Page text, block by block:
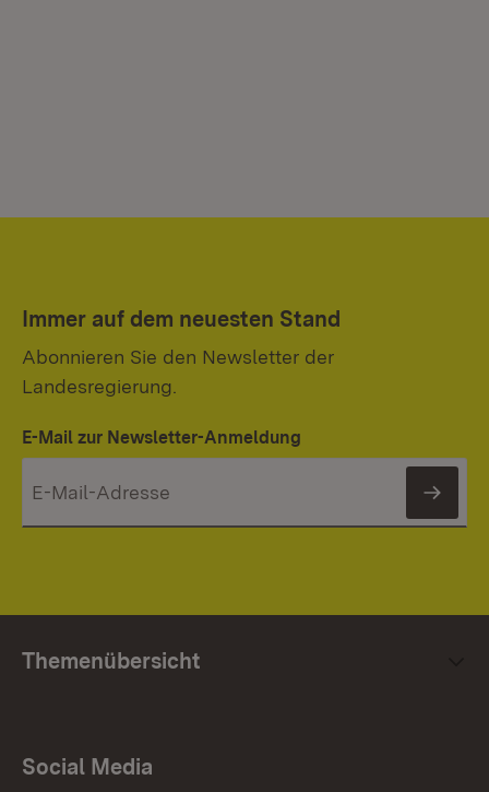
Immer auf dem neuesten Stand
Abonnieren Sie den Newsletter der
Landesregierung.
E-Mail zur Newsletter-Anmeldung
Themenübersicht
Social Media